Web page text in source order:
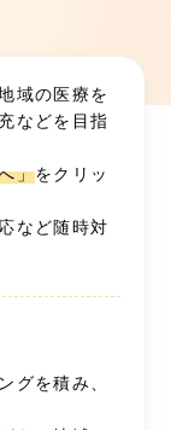
域の医療を
などを目指
」をクリッ
など随時対
グを積み、